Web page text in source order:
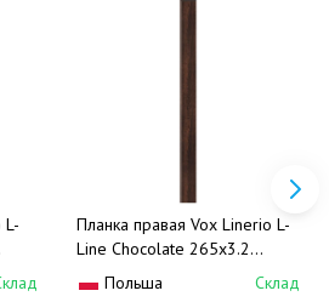
L-
Планка правая Vox Linerio L-
Line Chocolate 265x3.2
(шоколад)
Польша Склад